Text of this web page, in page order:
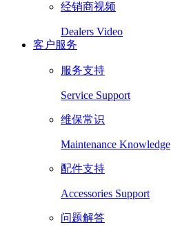
经销商视频
Dealers Video
客户服务
服务支持
Service Support
维保常识
Maintenance Knowledge
配件支持
Accessories Support
问题解答